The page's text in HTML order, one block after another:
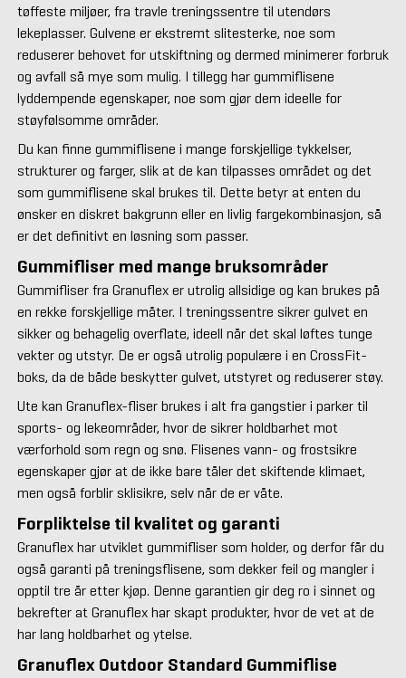
tøffeste miljøer, fra travle treningssentre til utendørs
lekeplasser. Gulvene er ekstremt slitesterke, noe som
reduserer behovet for utskiftning og dermed minimerer forbruk
og avfall så mye som mulig. I tillegg har gummiflisene
lyddempende egenskaper, noe som gjør dem ideelle for
støyfølsomme områder.
Du kan finne gummiflisene i mange forskjellige tykkelser,
strukturer og farger, slik at de kan tilpasses området og det
som gummiflisene skal brukes til. Dette betyr at enten du
ønsker en diskret bakgrunn eller en livlig fargekombinasjon, så
er det definitivt en løsning som passer.
Gummifliser med mange bruksområder
Gummifliser fra Granuflex er utrolig allsidige og kan brukes på
en rekke forskjellige måter. I treningssentre sikrer gulvet en
sikker og behagelig overflate, ideell når det skal løftes tunge
vekter og utstyr. De er også utrolig populære i en CrossFit-
boks, da de både beskytter gulvet, utstyret og reduserer støy.
Ute kan Granuflex-fliser brukes i alt fra gangstier i parker til
sports- og lekeområder, hvor de sikrer holdbarhet mot
værforhold som regn og snø. Flisenes vann- og frostsikre
egenskaper gjør at de ikke bare tåler det skiftende klimaet,
men også forblir sklisikre, selv når de er våte.
Forpliktelse til kvalitet og garanti
Granuflex har utviklet gummifliser som holder, og derfor får du
også garanti på treningsflisene, som dekker feil og mangler i
opptil tre år etter kjøp. Denne garantien gir deg ro i sinnet og
bekrefter at Granuflex har skapt produkter, hvor de vet at de
har lang holdbarhet og ytelse.
Granuflex Outdoor Standard Gummiflise